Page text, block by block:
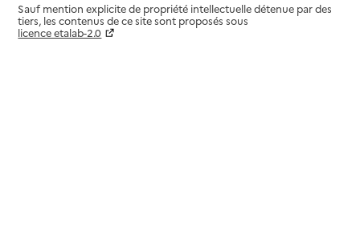
Sauf mention explicite de propriété intellectuelle détenue par des
tiers, les contenus de ce site sont proposés sous
licence etalab-2.0